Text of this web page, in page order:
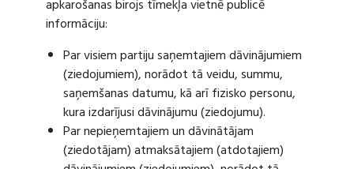
apkarošanas birojs tīmekļa vietnē publicē
informāciju:
Par visiem partiju saņemtajiem dāvinājumiem
(ziedojumiem), norādot tā veidu, summu,
saņemšanas datumu, kā arī fizisko personu,
kura izdarījusi dāvinājumu (ziedojumu).
Par nepieņemtajiem un dāvinātājam
(ziedotājam) atmaksātajiem (atdotajiem)